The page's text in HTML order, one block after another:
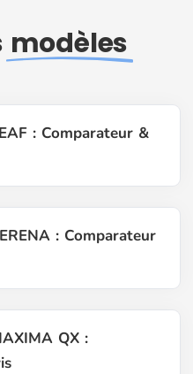
modèles
: Comparateur &
: Comparateur
QX :